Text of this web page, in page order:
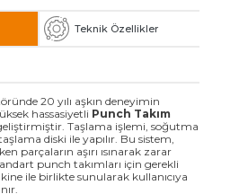
tüm içerik ve görseller
hukuki yaptırıma tabidir.
Teknik Özellikler
20 yılı aşkın deneyimin
hassasiyetli Punch Takım
Taşlama işlemi, soğutma
diski ile yapılır. Bu sistem,
parçaların aşırı ısınarak zarar
punch takımları için gerekli
ile birlikte sunularak kullanıcıya